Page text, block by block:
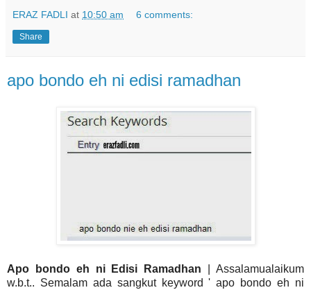
ERAZ FADLI at 10:50 am 6 comments:
Share
apo bondo eh ni edisi ramadhan
Apo bondo eh ni Edisi Ramadhan | Assalamualaikum
w.b.t.. Semalam ada sangkut keyword ' apo bondo eh ni